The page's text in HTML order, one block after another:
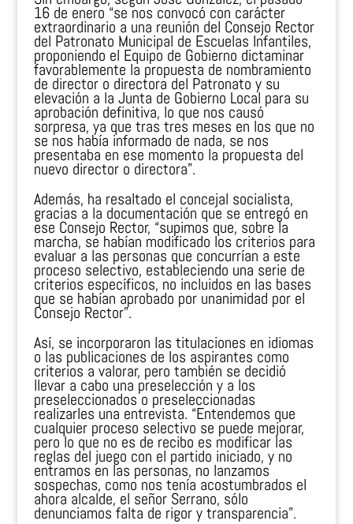
16 de enero “se nos convocó con carácter
extraordinario a una reunión del Consejo Rector
del Patronato Municipal de Escuelas Infantiles,
proponiendo el Equipo de Gobierno dictaminar
favorablemente la propuesta de nombramiento
de director o directora del Patronato y su
elevación a la Junta de Gobierno Local para su
aprobación definitiva, lo que nos causó
sorpresa, ya que tras tres meses en los que no
se nos había informado de nada, se nos
presentaba en ese momento la propuesta del
nuevo director o directora”.
Además, ha resaltado el concejal socialista,
gracias a la documentación que se entregó en
ese Consejo Rector, “supimos que, sobre la
marcha, se habían modificado los criterios para
evaluar a las personas que concurrían a este
proceso selectivo, estableciendo una serie de
criterios específicos, no incluidos en las bases
que se habían aprobado por unanimidad por el
Consejo Rector”.
Así, se incorporaron las titulaciones en idiomas
o las publicaciones de los aspirantes como
criterios a valorar, pero también se decidió
llevar a cabo una preselección y a los
preseleccionados o preseleccionadas
realizarles una entrevista. “Entendemos que
cualquier proceso selectivo se puede mejorar,
pero lo que no es de recibo es modificar las
reglas del juego con el partido iniciado, y no
entramos en las personas, no lanzamos
sospechas, como nos tenía acostumbrados el
ahora alcalde, el señor Serrano, sólo
denunciamos falta de rigor y transparencia”.